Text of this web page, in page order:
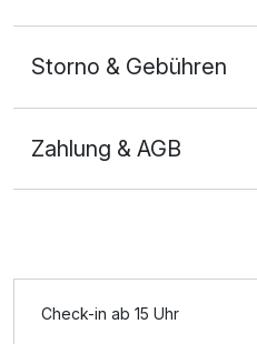
Storno & Gebühren
Zahlung & AGB
Check-in ab 15 Uhr